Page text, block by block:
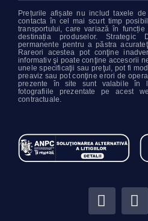
Prețurile afișate nu includ taxele
contacta în cel mai scurt timp
transportului, care variază în
destinația produselor. Strategic
permanente pentru a păstra
Rareori acestea pot conţine
informativ şi poate conţine accesorii
unele specificaţii sau preţul, pot fi
preaviz sau pot conţine erori de
prezente în site sunt valabile în
fotografiile prezentate pe acest
contractuale.